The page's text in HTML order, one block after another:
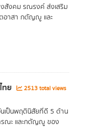
สังคม รณรงค์ ส่งเสริม
อาสา กตัญญู และ
ทย
2513 total views
เป็นพฤตินิสัยที่ดี 5 ด้าน
ณะ และกตัญญู ของ